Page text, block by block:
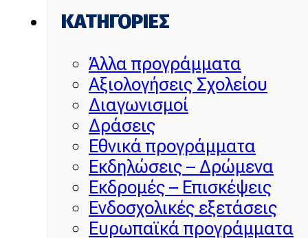
KΑΤΗΓΟΡΊΕΣ
Άλλα προγράμματα
Αξιολογήσεις Σχολείου
Διαγωνισμοί
Δράσεις
Εθνικά προγράμματα
Εκδηλώσεις – Δρώμενα
Εκδρομές – Επισκέψεις
Ενδοσχολικές εξετάσεις
Ευρωπαϊκά προγράμματα